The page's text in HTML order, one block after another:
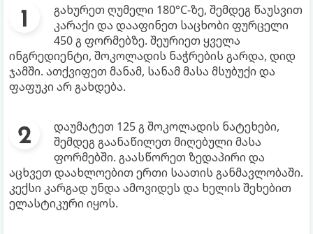
გახურეთ ღუმელი 180°C-ზე, შემდეგ წაუსვით
კარაქი და დააფინეთ საცხობი ფურცელი
450 გ ფორმებზე. შეურიეთ ყველა
ინგრედიენტი, შოკოლადის ნაჭრების გარდა, დიდ
ჯამში. ათქვიფეთ მანამ, სანამ მასა მსუბუქი და
ფაფუკი არ გახდება.
დაუმატეთ 125 გ შოკოლადის ნატეხები,
შემდეგ გაანაწილეთ მიღებული მასა
ფორმებში. გაასწორეთ ზედაპირი და
აცხვეთ დაახლოებით ერთი საათის განმავლობაში.
კექსი კარგად უნდა ამოვიდეს და ხელის შეხებით
ელასტიკური იყოს.